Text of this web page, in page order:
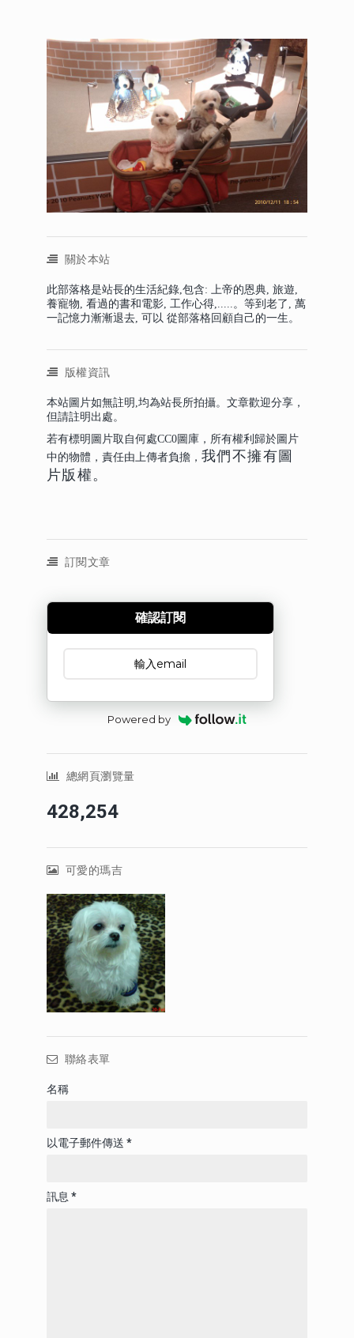
關於本站
此部落格是站長的生活紀錄,包含: 上帝的恩典, 旅遊,
養寵物, 看過的書和電影, 工作心得,.....。等到老了, 萬
一記憶力漸漸退去, 可以 從部落格回顧自己的一生。
版權資訊
本站圖片如無註明,均為站長所拍攝。文章歡迎分享，
但請註明出處。
若有標明圖片取自何處CC0圖庫，所有權利歸於圖片
中的物體，責任由上傳者負擔， 我們不擁有圖
片版權。
訂閱文章
訂閱文章
確認訂閱
Powered by
總網頁瀏覽量
428,254
可愛的瑪吉
聯絡表單
名稱
以電子郵件傳送 *
訊息 *